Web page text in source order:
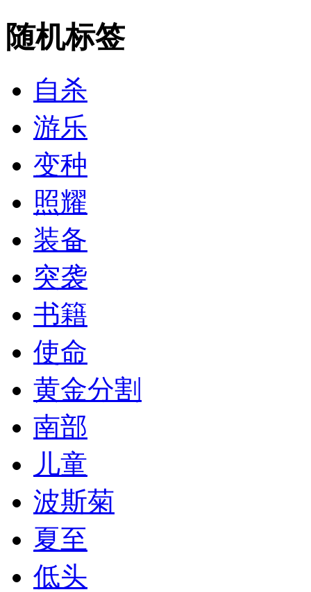
随机标签
自杀
游乐
变种
照耀
装备
突袭
书籍
使命
黄金分割
南部
儿童
波斯菊
夏至
低头